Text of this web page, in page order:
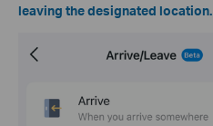
leaving the designated location.